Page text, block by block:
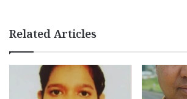
Related Articles